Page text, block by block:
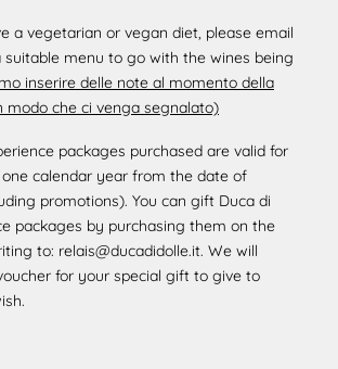
a vegetarian or vegan diet, please email
suitable menu to go with the wines being
inserire delle note al momento della
modo che ci venga segnalato)
packages purchased are valid for
calendar year from the date of
promotions). You can gift Duca di
packages by purchasing them on the
to: relais@ducadidolle.it. We will
for your special gift to give to